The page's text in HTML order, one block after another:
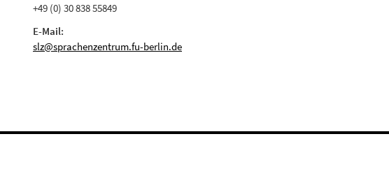
+49 (0) 30 838 55849
E-Mail:
slz@sprachenzentrum.fu-berlin.de